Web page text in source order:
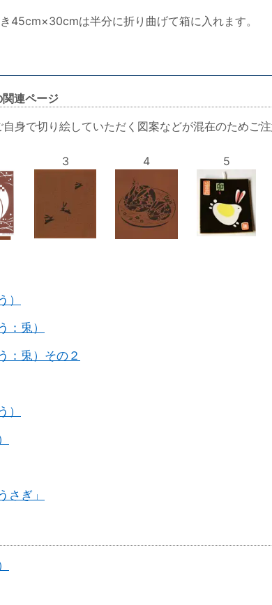
45cm×30cmは半分に折り曲げて箱に入れます。
連ページ
身で切り絵していただく図案などが混在のためご注
3 4 5
）
兎）
：兎）その２
）
さぎ」